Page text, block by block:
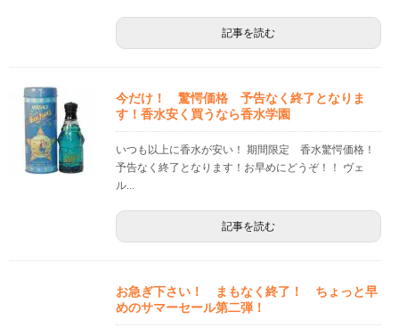
記事を読む
今だけ！ 驚愕価格 予告なく終了となりま
す！香水安く買うなら香水学園
いつも以上に香水が安い！ 期間限定 香水驚愕価格！
予告なく終了となります！お早めにどうぞ！！ ヴェ
ル...
記事を読む
お急ぎ下さい！ まもなく終了！ ちょっと早
めのサマーセール第二弾！